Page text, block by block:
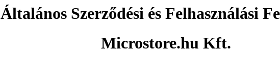
Általános Szerződési és Felhasználási
Microstore.hu Kft.